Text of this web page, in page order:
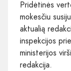
Pridėtinės
mokesčiu
aktualią
inspekcijos
ministerijos
redakcija.